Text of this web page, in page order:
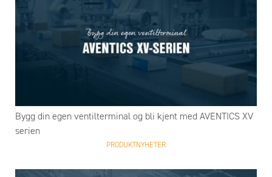
Bygg din egen ventilterminal og bli kjent med AVENTICS XV
serien
PRODUKTNYHETER